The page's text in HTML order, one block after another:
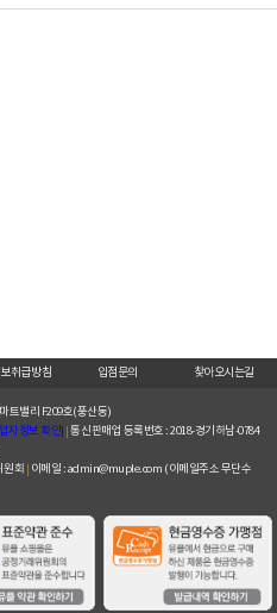
취급방침 입점문의 찾아오시는길
트밸리 F209호(풍산동)
자정보 확인]
통신판매업 등록번호 : 2018-경기하남-0784
원회
이메일 : admin@muple.com (이메일주소 무단수